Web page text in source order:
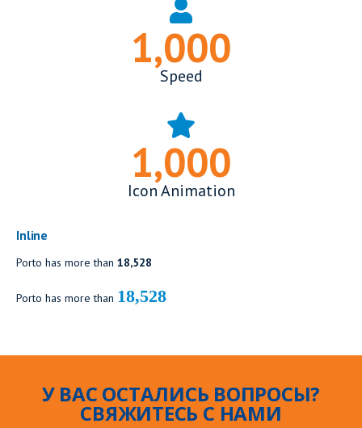
1,000
Speed
1,000
Icon Animation
Inline
Porto has more than 18,891
Porto has more than 18,891
У ВАС ОСТАЛИСЬ ВОПРОСЫ?
СВЯЖИТЕСЬ С НАМИ